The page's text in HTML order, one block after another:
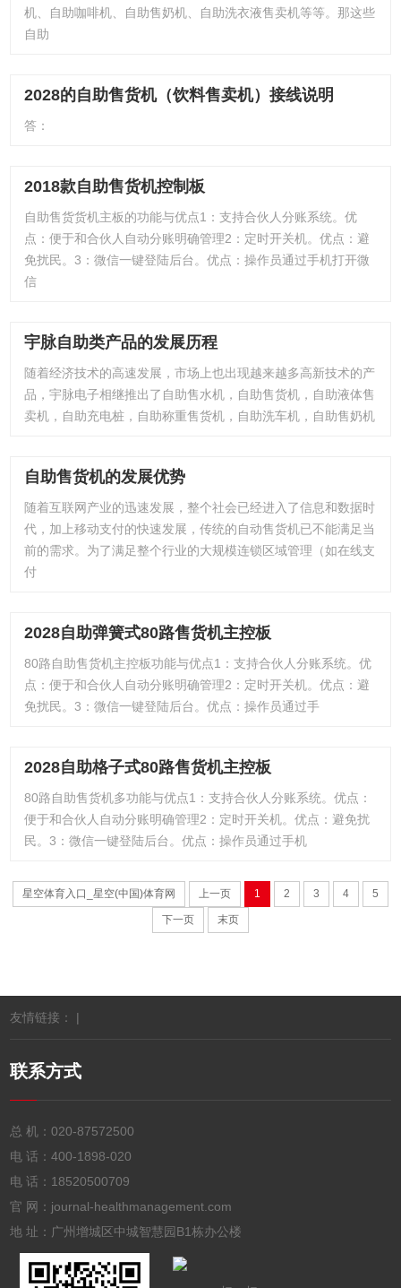
机、自助咖啡机、自助售奶机、自助洗衣液售卖机等等。那这些
自助
2028的自助售货机（饮料售卖机）接线说明
答：
2018款自助售货机控制板
自助售货货机主板的功能与优点1：支持合伙人分账系统。优
点：便于和合伙人自动分账明确管理2：定时开关机。优点：避
免扰民。3：微信一键登陆后台。优点：操作员通过手机打开微
信
宇脉自助类产品的发展历程
随着经济技术的高速发展，市场上也出现越来越多高新技术的产
品，宇脉电子相继推出了自助售水机，自助售货机，自助液体售
卖机，自助充电桩，自助称重售货机，自助洗车机，自助售奶机
自助售货机的发展优势
随着互联网产业的迅速发展，整个社会已经进入了信息和数据时
代，加上移动支付的快速发展，传统的自动售货机已不能满足当
前的需求。为了满足整个行业的大规模连锁区域管理（如在线支
付
2028自助弹簧式80路售货机主控板
80路自助售货机主控板功能与优点1：支持合伙人分账系统。优
点：便于和合伙人自动分账明确管理2：定时开关机。优点：避
免扰民。3：微信一键登陆后台。优点：操作员通过手
2028自助格子式80路售货机主控板
80路自助售货机多功能与优点1：支持合伙人分账系统。优点：
便于和合伙人自动分账明确管理2：定时开关机。优点：避免扰
民。3：微信一键登陆后台。优点：操作员通过手机
星空体育入口_星空(中国)体育网 上一页 1 2 3 4 5
下一页 末页
友情链接： |
联系方式
总 机：020-87572500
电 话：400-1898-020
电 话： 18520500709
官 网：journal-healthmanagement.com
地 址：广州增城区中城智慧园B1栋办公楼